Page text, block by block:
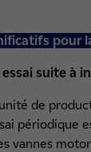
pour
essai suite à
de
périodique
vannes